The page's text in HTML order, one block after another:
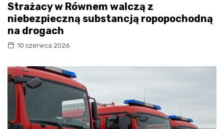
Strażacy w Równem walczą z
niebezpieczną substancją ropopochodną
na drogach
10 czerwca 2026